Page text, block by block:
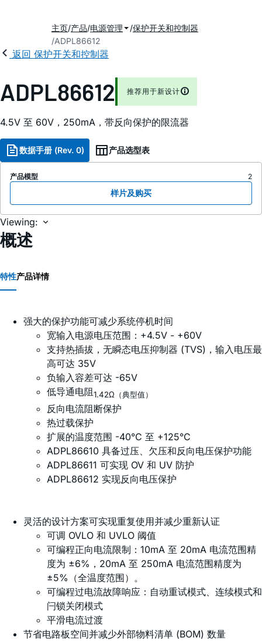
主页 产品 电源管理
保护开关和控制器
ADPL86612
返回 保护开关和控制器
ADPL86612 推荐用于新设计
4.5V 至 60V，250mA，带反向保护的限流器
数据手册 (Rev. 0) 产品选型表
产品模型 2
样片及购买
Viewing:
概述
特性产品详情
强大的保护功能可减少系统停机时间
宽输入电源电压范围：+4.5V - +60V
支持热插拔，无瞬态电压抑制器 (TVS)，输入电压最
高可达 35V
负输入容差可达 -65V
低导通电阻1.42Ω（典型值）
反向电流阻断保护
热过载保护
扩展的温度范围 -40°C 至 +125°C
ADPL86610 具备过压、欠压和反向电压保护功能
ADPL86611 可实现 OV 和 UV 防护
ADPL86612 实现反向电压保护
灵活的设计方案可实现重复使用并减少重新认证
可调 OVLO 和 UVLO 阈值
可编程正向电流限制：10mA 至 20mA 电流范围精
度为 ±6%，20mA 至 250mA 电流范围精度为
±5%（全温度范围）。
可编程过电流故障响应：自动重试模式、连续模式和
闩锁关闭模式
平滑电流过渡
节省电路板空间并减少外部物料清单 (BOM) 数量